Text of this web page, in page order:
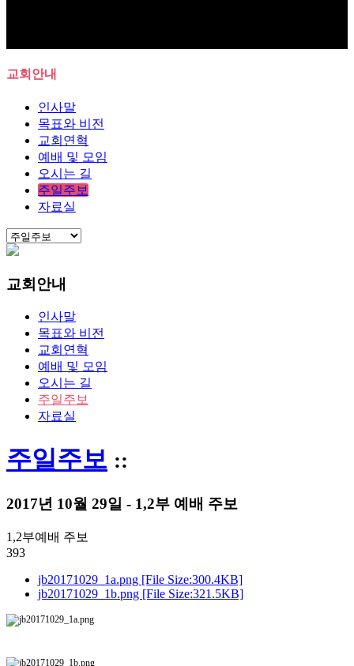
교회안내
인사말
목표와 비전
교회연혁
예배 및 모임
오시는 길
주일주보
자료실
교회안내
인사말
목표와 비전
교회연혁
예배 및 모임
오시는 길
주일주보
자료실
주일주보 ::
2017년 10월 29일 - 1,2부 예배 주보
1,2부예배 주보
393
jb20171029_1a.png [File Size:300.4KB]
jb20171029_1b.png [File Size:321.5KB]